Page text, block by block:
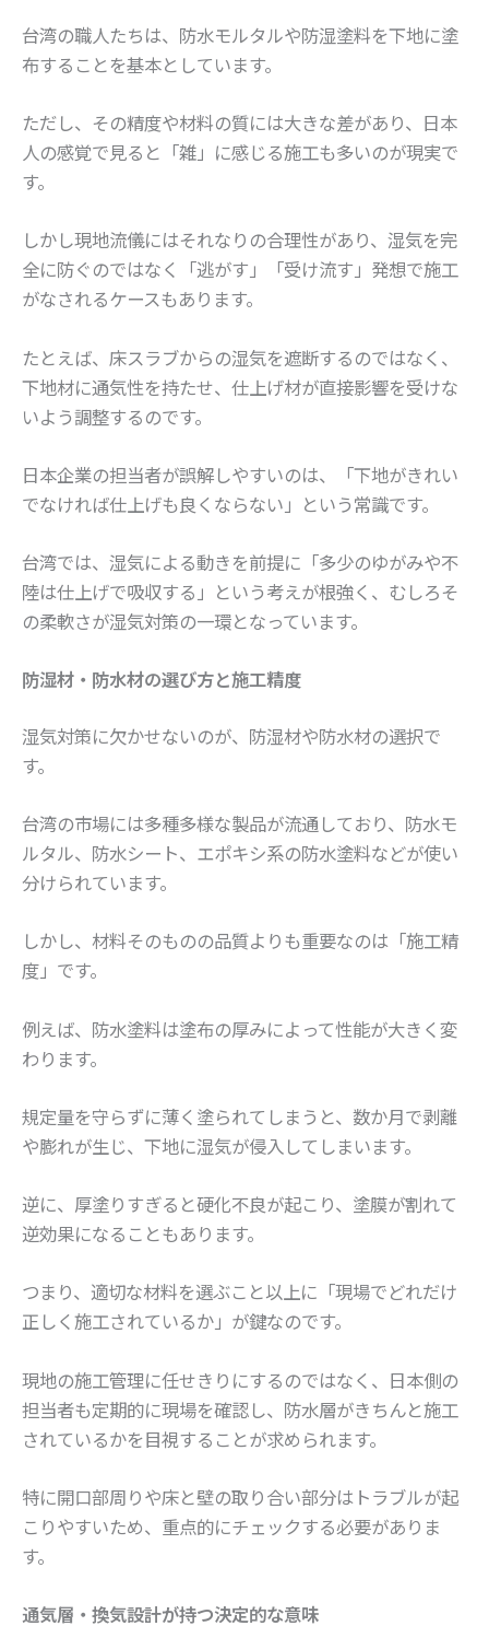
台湾の職人たちは、防水モルタルや防湿塗料を下地に塗
布することを基本としています。
ただし、その精度や材料の質には大きな差があり、日本
人の感覚で見ると「雑」に感じる施工も多いのが現実で
す。
しかし現地流儀にはそれなりの合理性があり、湿気を完
全に防ぐのではなく「逃がす」「受け流す」発想で施工
がなされるケースもあります。
たとえば、床スラブからの湿気を遮断するのではなく、
下地材に通気性を持たせ、仕上げ材が直接影響を受けな
いよう調整するのです。
日本企業の担当者が誤解しやすいのは、「下地がきれい
でなければ仕上げも良くならない」という常識です。
台湾では、湿気による動きを前提に「多少のゆがみや不
陸は仕上げで吸収する」という考えが根強く、むしろそ
の柔軟さが湿気対策の一環となっています。
防湿材・防水材の選び方と施工精度
湿気対策に欠かせないのが、防湿材や防水材の選択で
す。
台湾の市場には多種多様な製品が流通しており、防水モ
ルタル、防水シート、エポキシ系の防水塗料などが使い
分けられています。
しかし、材料そのものの品質よりも重要なのは「施工精
度」です。
例えば、防水塗料は塗布の厚みによって性能が大きく変
わります。
規定量を守らずに薄く塗られてしまうと、数か月で剥離
や膨れが生じ、下地に湿気が侵入してしまいます。
逆に、厚塗りすぎると硬化不良が起こり、塗膜が割れて
逆効果になることもあります。
つまり、適切な材料を選ぶこと以上に「現場でどれだけ
正しく施工されているか」が鍵なのです。
現地の施工管理に任せきりにするのではなく、日本側の
担当者も定期的に現場を確認し、防水層がきちんと施工
されているかを目視することが求められます。
特に開口部周りや床と壁の取り合い部分はトラブルが起
こりやすいため、重点的にチェックする必要がありま
す。
通気層・換気設計が持つ決定的な意味